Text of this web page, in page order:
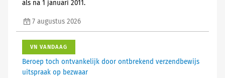
als na 1 januari 2011.
7 augustus 2026
VN VANDAAG
Beroep toch ontvankelijk door ontbrekend verzendbewijs
uitspraak op bezwaar